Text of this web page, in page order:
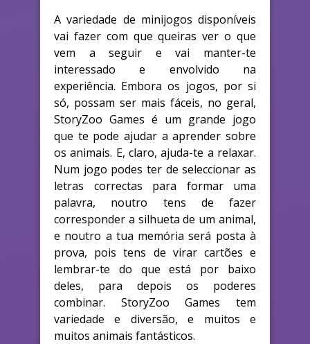
A variedade de minijogos disponíveis
vai fazer com que queiras ver o que
vem a seguir e vai manter-te
interessado e envolvido na
experiência. Embora os jogos, por si
só, possam ser mais fáceis, no geral,
StoryZoo Games é um grande jogo
que te pode ajudar a aprender sobre
os animais. E, claro, ajuda-te a relaxar.
Num jogo podes ter de seleccionar as
letras correctas para formar uma
palavra, noutro tens de fazer
corresponder a silhueta de um animal,
e noutro a tua memória será posta à
prova, pois tens de virar cartões e
lembrar-te do que está por baixo
deles, para depois os poderes
combinar. StoryZoo Games tem
variedade e diversão, e muitos e
muitos animais fantásticos.